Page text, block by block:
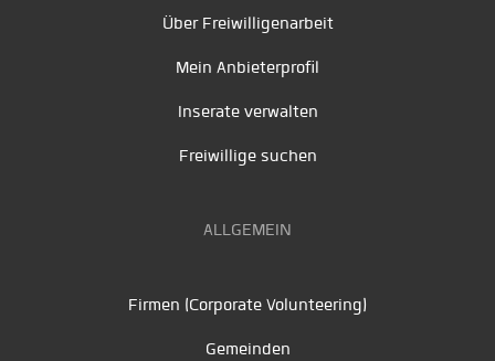
Über Freiwilligenarbeit
Mein Anbieterprofil
Inserate verwalten
Freiwillige suchen
ALLGEMEIN
Firmen (Corporate Volunteering)
Gemeinden